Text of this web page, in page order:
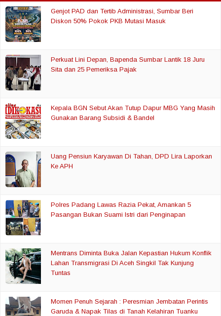
Genjot PAD dan Tertib Administrasi, Sumbar Beri
Diskon 50% Pokok PKB Mutasi Masuk
Perkuat Lini Depan, Bapenda Sumbar Lantik 18 Juru
Sita dan 25 Pemeriksa Pajak
Kepala BGN Sebut Akan Tutup Dapur MBG Yang Masih
Gunakan Barang Subsidi & Bandel
Uang Pensiun Karyawan Di Tahan, DPD Lira Laporkan
Ke APH
Polres Padang Lawas Razia Pekat, Amankan 5
Pasangan Bukan Suami Istri dari Penginapan
Mentrans Diminta Buka Jalan Kepastian Hukum Konflik
Lahan Transmigrasi Di Aceh Singkil Tak Kunjung
Tuntas
Momen Penuh Sejarah : Peresmian Jembatan Perintis
Garuda & Napak Tilas di Tanah Kelahiran Tuanku